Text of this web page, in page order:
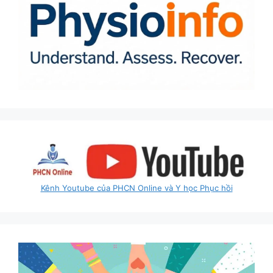
Kênh Youtube của PHCN Online và Y học Phục hồi